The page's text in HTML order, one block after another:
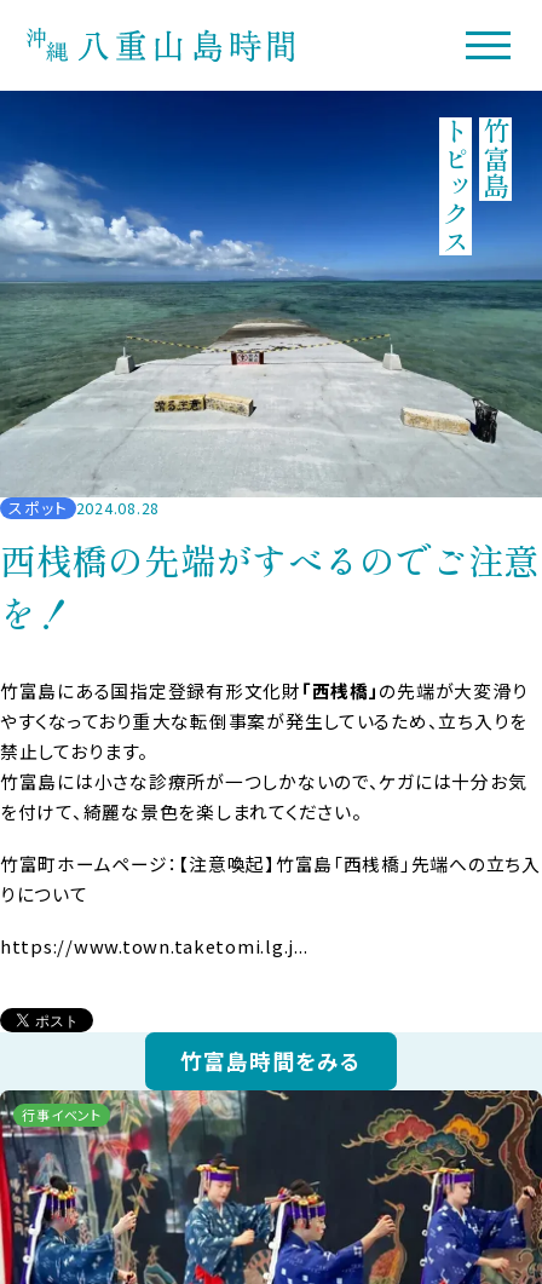
竹富島
トピックス
スポット 2024.08.28
西桟橋の先端がすべるのでご注意
を！
竹富島にある国指定登録有形文化財「西桟橋」の先端が大変滑り
やすくなっており重大な転倒事案が発生しているため、立ち入りを
禁止しております。
竹富島には小さな診療所が一つしかないので、ケガには十分お気
を付けて、綺麗な景色を楽しまれてください。
竹富町ホームページ：【注意喚起】竹富島「西桟橋」先端への立ち入
りについて
https://www.town.taketomi.lg.j...
竹富島時間をみる
行事イベント